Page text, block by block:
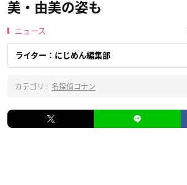
美・由美の姿も
ニュース
ライター：にじめん編集部
カテゴリ : 名探偵コナン